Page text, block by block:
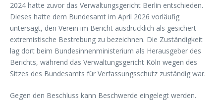
2024 hatte zuvor das Verwaltungsgericht Berlin entschieden.
Dieses hatte dem Bundesamt im April 2026 vorläufig
untersagt, den Verein im Bericht ausdrücklich als gesichert
extremistische Bestrebung zu bezeichnen. Die Zuständigkeit
lag dort beim Bundesinnenministerium als Herausgeber des
Berichts, während das Verwaltungsgericht Köln wegen des
Sitzes des Bundesamts für Verfassungsschutz zuständig war.
Gegen den Beschluss kann Beschwerde eingelegt werden.